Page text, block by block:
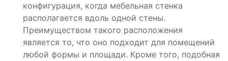
конфигурация, когда мебельная стенка
располагается вдоль одной стены.
Преимуществом такого расположения
является то, что оно подходит для помещений
любой формы и площади. Кроме того, подобная